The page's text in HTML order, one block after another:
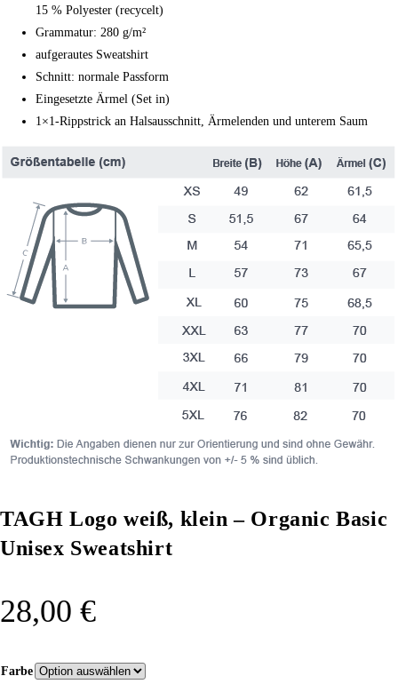
15 % Polyester (recycelt)
Grammatur: 280 g/m²
aufgerautes Sweatshirt
Schnitt: normale Passform
Eingesetzte Ärmel (Set in)
1×1-Rippstrick an Halsausschnitt, Ärmelenden und unterem Saum
TAGH Logo weiß, klein – Organic Basic
Unisex Sweatshirt
28,00 €
Farbe